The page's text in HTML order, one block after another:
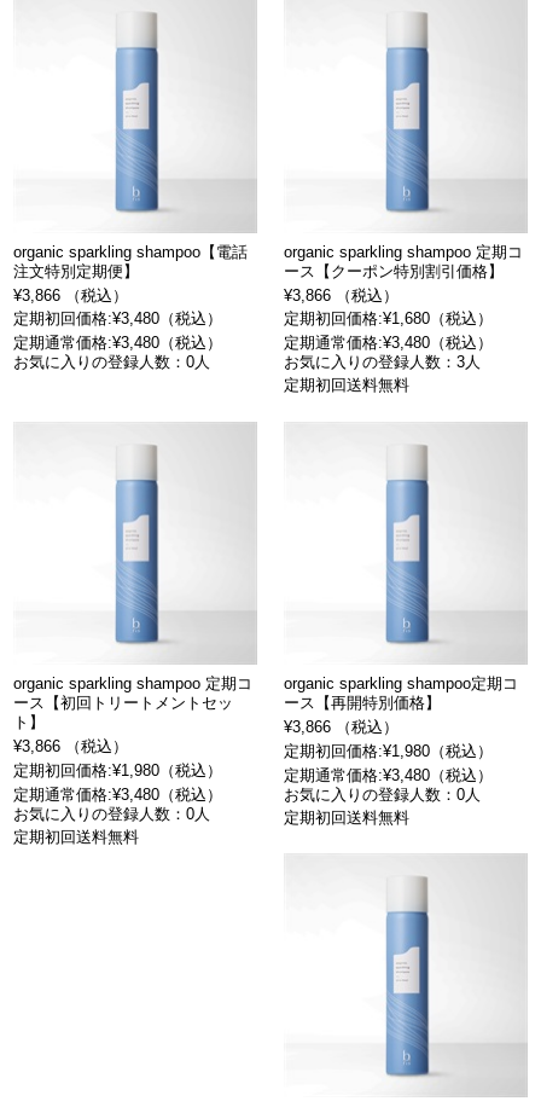
organic sparkling shampoo【電話
注文特別定期便】
¥3,866 （税込）
定期初回価格:¥3,480（税込）
定期通常価格:¥3,480（税込）
お気に入りの登録人数：0人
organic sparkling shampoo 定期コ
ース【クーポン特別割引価格】
¥3,866 （税込）
定期初回価格:¥1,680（税込）
定期通常価格:¥3,480（税込）
お気に入りの登録人数：3人
定期初回送料無料
organic sparkling shampoo 定期コ
ース【初回トリートメントセッ
ト】
¥3,866 （税込）
定期初回価格:¥1,980（税込）
定期通常価格:¥3,480（税込）
お気に入りの登録人数：0人
定期初回送料無料
organic sparkling shampoo定期コ
ース【再開特別価格】
¥3,866 （税込）
定期初回価格:¥1,980（税込）
定期通常価格:¥3,480（税込）
お気に入りの登録人数：0人
定期初回送料無料